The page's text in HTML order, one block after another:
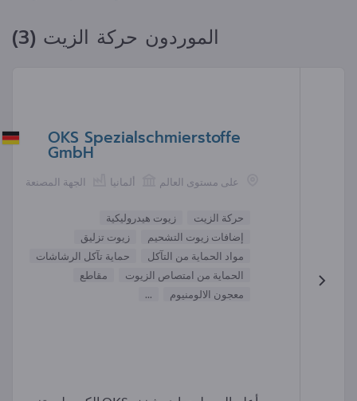
الموردون حركة الزيت (3)
OKS Spezialschmierstoffe
GmbH
الجهة المصنعة ألمانيا على مستوى العالم
حركة الزيت
زيوت هيدروليكية
إضافات زيوت التشحيم
زيوت تزليق
مواد الحماية من التآكل
حماية تآكل الرشاشات
الحماية من امتصاص الزيوت
مقاطع
معجون الالومنيوم
...